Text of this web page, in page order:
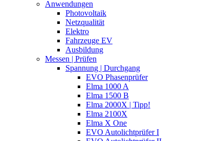
Anwendungen
Photovoltaik
Netzqualität
Elektro
Fahrzeuge EV
Ausbildung
Messen | Prüfen
Spannung | Durchgang
EVO Phasenprüfer
Elma 1000 A
Elma 1500 B
Elma 2000X | Tipp!
Elma 2100X
Elma X One
EVO Autolichtprüfer I